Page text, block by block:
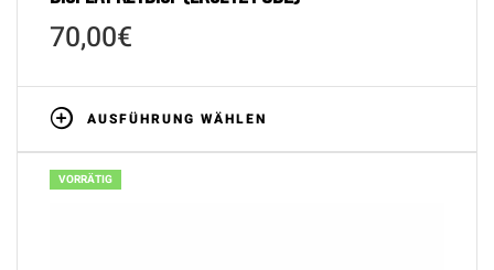
70,00€
AUSFÜHRUNG WÄHLEN
VORRÄTIG